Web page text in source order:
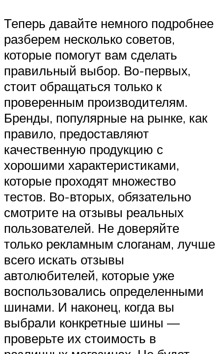
Теперь давайте немного подробнее
разберем несколько советов,
которые помогут вам сделать
правильный выбор. Во-первых,
стоит обращаться только к
проверенным производителям.
Бренды, популярные на рынке, как
правило, предоставляют
качественную продукцию с
хорошими характеристиками,
которые проходят множество
тестов. Во-вторых, обязательно
смотрите на отзывы реальных
пользователей. Не доверяйте
только рекламным слоганам, лучше
всего искать отзывы
автолюбителей, которые уже
воспользовались определенными
шинами. И наконец, когда вы
выбрали конкретные шины —
проверьте их стоимость в